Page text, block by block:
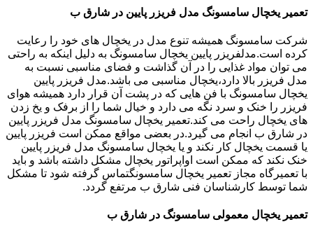
تعمیر یخچال سامسونگ مدل فریزر پایین در شارق ب
شرکت سامسونگ همیشه تنوع مدل در یخچال های خود را رعایت
کرده است.مدلفریزر پایین یخچال سامسونگ به دلیل اینکه به راحتی
می توان مواد غذایی را در آن گذاشت و فضای مناسبی نسبت به
مدل فریزر بالا دارد،یخچال مناسبی می باشد.مدل فریزر پایین
یخچال سامسونگ با فن هایی که در پشت آن قرار دارد همیشه هوای
فریزر را خنک و سرد نگه می دارد و خیال شما را از برفک و یخ زدن
های یخچال راحت می کند.تعمیر یخچال سامسونگ مدل فریزر پایین
در شارق ب انجام می گیرد.در بعضی مواقع ممکن است فریزر پایین
یا قسمت یخچال کار نکند و یا یخچال سامسونگ مدل فریزر پایین
خنک نکند که ممکن است اواپراتور یخچال مشکل داشته باشد و باید
با تعمیرگاه مجاز تعمیر یخچال سامسونگتماس گرفته شود تا مشکل
شما توسط کارشناسان فنی شارق ب مرتفع گردد.
تعمیر یخچال معمولی سامسونگ در شارق ب